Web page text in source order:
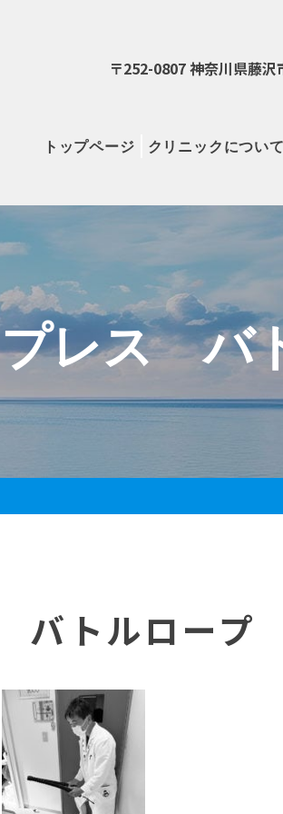
〒252-0807 神奈川県藤
トップページ クリニックについて
レス バ
バトルロープ